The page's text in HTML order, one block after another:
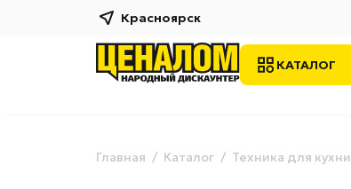
Красноярск
КАТАЛОГ
Главная Каталог Техника для кухни